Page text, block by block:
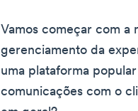
Vamos começar com a
gerenciamento da
uma plataforma
comunicações com o